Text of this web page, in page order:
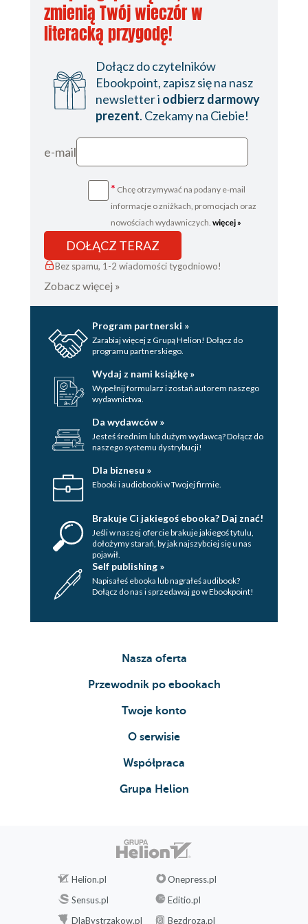
GINECEUM [MIESZKANIE PIĄTE]
powłóczyny
tota mueller in utero
nie ruszaj moich kółek ratunkowych
to nie tak jak myślisz, siostro
DORMITORIUM [MIESZKANIE SZÓSTE]
czy chce pani u nas terminować?
rozmowa nie będzie możliwa
pod_łopot.gif
nasłuch_z_posuwu.gif
KRAŃCÓWKA [MIESZKANIE SIÓDME]
blednica dziewczęca, oczar wirginijski
co grał szczurołap że go posłuchały
spa a la carte, nieco podarte
ssij, sączku, chłepcz i chłoń
zmienią Twój wieczór w
literacką przygodę!
Dołącz do czytelników
Ebookpoint, zapisz się na nasz
newsletter i odbierz darmowy
prezent. Czekamy na Ciebie!
e-mail
* Chcę otrzymywać na podany e-mail
informacje o zniżkach, promocjach oraz
nowościach wydawniczych. więcej »
DOŁĄCZ TERAZ
Bez spamu, 1-2 wiadomości tygodniowo!
Zobacz więcej »
Program partnerski »
Zarabiaj więcej z Grupą Helion! Dołącz do
programu partnerskiego.
Wydaj z nami książkę »
Wypełnij formularz i zostań autorem naszego
wydawnictwa.
Da wydawców »
Jesteś średnim lub dużym wydawcą? Dołącz do
naszego systemu dystrybucji!
Dla biznesu »
Ebooki i audiobooki w Twojej firmie.
Brakuje Ci jakiegoś ebooka? Daj znać!
Jeśli w naszej ofercie brakuje jakiegoś tytulu,
dołożymy starań, by jak najszybciej się u nas
pojawił.
Self publishing »
Napisałeś ebooka lub nagrałeś audibook?
Dołącz do nas i sprzedawaj go w Ebookpoint!
Nasza oferta
Przewodnik po ebookach
Twoje konto
O serwisie
Współpraca
Grupa Helion
Helion.pl
Onepress.pl
Sensus.pl
Editio.pl
DlaBystrzakow.pl
Bezdroza.pl